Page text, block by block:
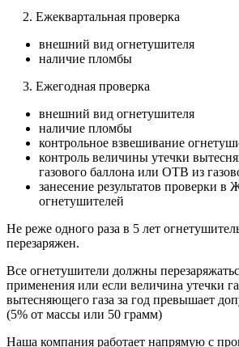
2. Ежеквартальная проверка
внешний вид огнетушителя
наличие пломбы
3. Ежегодная проверка
внешний вид огнетушителя
наличие пломбы
контрольное взвешивание
контроль величины утечки
газового баллона или ОТВ из
занесение результатов проверки в
огнетушителей
Не реже одного раза в 5 лет
перезаряжен.
Все огнетушители должны
применения или если величина утечки
вытесняющего газа за год превышает
(5% от массы или 50 грамм)
Наша компания работает напрямую с